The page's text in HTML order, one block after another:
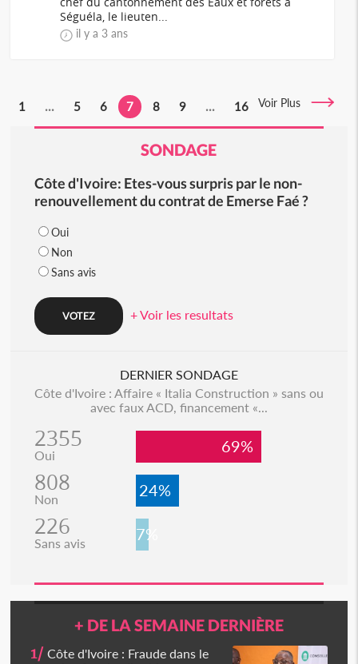
Séguéla, le lieuten...
il y a 3 ans
1 ... 5 6 7 8 9 ... 16 Voir Plus
SONDAGE
Côte d'Ivoire: Etes-vous surpris par le non-
renouvellement du contrat de Emerse Faé ?
Oui
Non
Sans avis
+ Voir les resultats
DERNIER SONDAGE
Côte d'Ivoire : Affaire « Italia Construction » sans ou
avec faux ACD, financement «...
2355
Oui 69%
808
Non 24%
226
Sans avis 7%
+ DE LA SEMAINE DERNIÈRE
1/ Côte d'Ivoire : Fraude dans le